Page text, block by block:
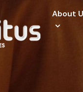
About